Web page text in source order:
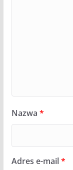
Nazwa *
Adres e-mail*